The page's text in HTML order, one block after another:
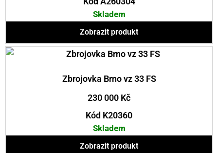
Skladem
Zobrazit produkt
Zbrojovka Brno vz 33 FS
230 000 Kč
Kód K20360
Skladem
Zobrazit produkt